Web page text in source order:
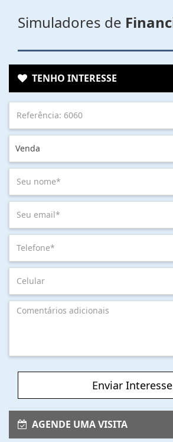
Simuladores de
TENHO INTERESSE
Venda
Enviar Interesse
AGENDE UMA VISITA